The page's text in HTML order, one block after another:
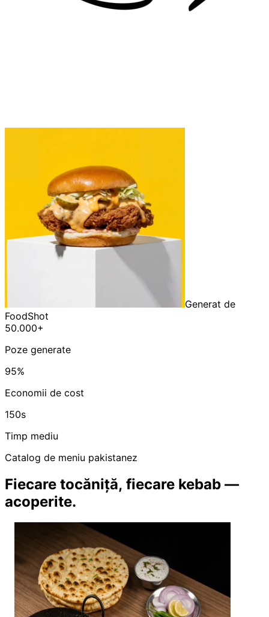
Generat de
FoodShot
50.000+
Poze generate
95%
Economii de cost
150s
Timp mediu
Catalog de meniu pakistanez
Fiecare tocăniță, fiecare kebab —
acoperite.